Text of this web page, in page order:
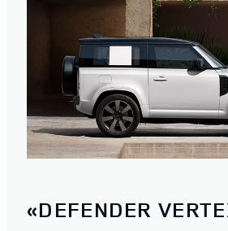
«DEFENDER